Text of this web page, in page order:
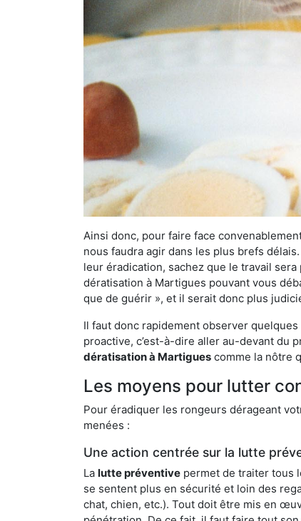
Ainsi donc, pour faire face
nous faudra agir dans les plus brefs
leur éradication, sachez que le travail
dératisation à Martigues pouvant vous
que de guérir », et il serait donc plus
Il faut donc rapidement observer
proactive, c’est-à-dire aller au-devant du
dératisation à Martigues comme la nôtre
Les moyens pour lutter
Pour éradiquer les rongeurs dérageant
menées :
Une action centrée sur la lutte
La lutte préventive permet de traiter tous
se sentent plus en sécurité et loin des
chat, chien, etc.). Tout doit être mis en